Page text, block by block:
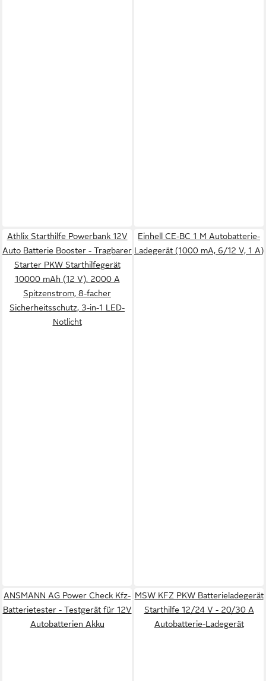
Athlix Starthilfe Powerbank 12V
Auto Batterie Booster - Tragbarer
Starter PKW Starthilfegerät
10000 mAh (12 V), 2000 A
Spitzenstrom, 8-facher
Sicherheitsschutz, 3-in-1 LED-
Notlicht
Einhell CE-BC 1 M Autobatterie-
Ladegerät (1000 mA, 6/12 V, 1 A)
ANSMANN AG Power Check Kfz-
Batterietester - Testgerät für 12V
Autobatterien Akku
MSW KFZ PKW Batterieladegerät
Starthilfe 12/24 V - 20/30 A
Autobatterie-Ladegerät